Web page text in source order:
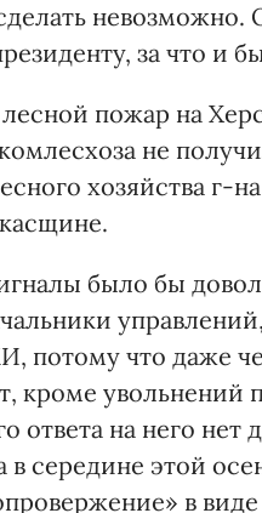
невозможно.
за что и
пожар на
не
хозяйства г-
было бы
потому что даже
кроме
ответа на него
середине этой
в